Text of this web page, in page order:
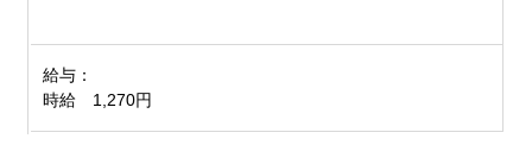
給与：
時給 1,270円